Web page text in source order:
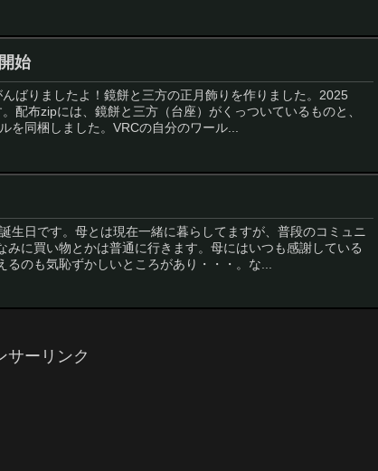
始
ばりましたよ！鏡餅と三方の正月飾りを作りました。2025
配布zipには、鏡餅と三方（台座）がくっついているものと、
を同梱しました。VRCの自分のワール...
生日です。母とは現在一緒に暮らしてますが、普段のコミュニ
みに買い物とかは普通に行きます。母にはいつも感謝している
るのも気恥ずかしいところがあり・・・。な...
サーリンク